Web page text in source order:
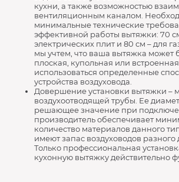
кухни, а также возможностью
вентиляционным каналом.
минимальные технические
эффективной работы вытяжки: 70
электрических плит и 80 см – для
мы учтем, что ваша вытяжка может
плоская, купольная или
использоваться определенные
устройства воздуховода.
Довершение установки вытяжки –
воздухоотводящей трубы. Ее
решающее значение при
производитель обеспечивает
количество материалов данного
имеют запас воздуховодов
Только профессиональная
кухонную вытяжку действительно